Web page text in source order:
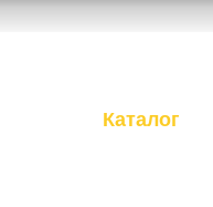
Каталог